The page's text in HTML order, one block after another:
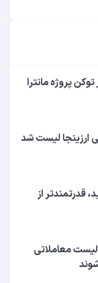
توکن پروژه مانترا
ارزینجا لیست شد
قدرتمندتر از
رمزارز از لیست معاملاتی